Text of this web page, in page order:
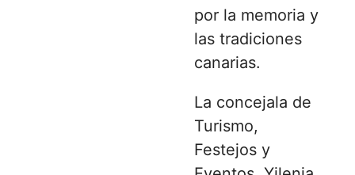
por la memoria y
las tradiciones
canarias.
La concejala de
Turismo,
Festejos y